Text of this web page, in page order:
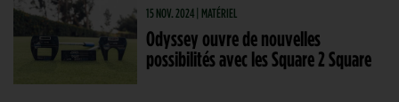
15 NOV. 2024 | MATÉRIEL
Odyssey ouvre de nouvelles
possibilités avec les Square 2 Square